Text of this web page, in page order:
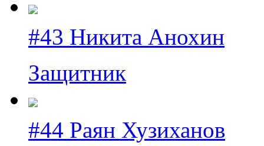
#43 Никита Анохин
Защитник
#44 Раян Хузиханов